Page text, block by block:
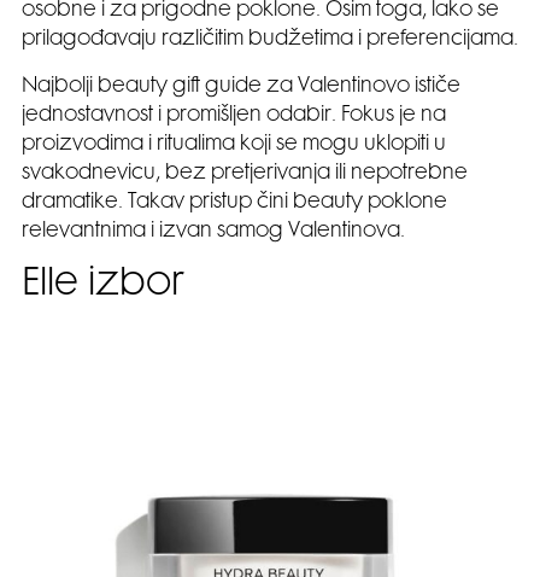
osobne i za prigodne poklone. Osim toga, lako se
prilagođavaju različitim budžetima i preferencijama.
Najbolji beauty gift guide za Valentinovo ističe
jednostavnost i promišljen odabir. Fokus je na
proizvodima i ritualima koji se mogu uklopiti u
svakodnevicu, bez pretjerivanja ili nepotrebne
dramatike. Takav pristup čini beauty poklone
relevantnima i izvan samog Valentinova.
Elle izbor